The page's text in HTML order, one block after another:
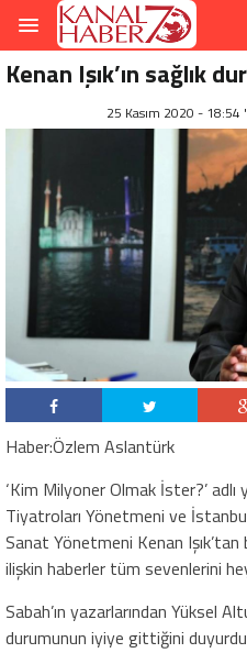
Kenan Işık’ın sağlık
25 Kasım 2020 -
Haber:Özlem Aslantürk
‘Kim Milyoner Olmak İster?’
Tiyatroları Yönetmeni ve
Sanat Yönetmeni Kenan
ilişkin haberler tüm sevenlerini
Sabah’ın yazarlarından Yüksel
durumunun iyiye gittiğini